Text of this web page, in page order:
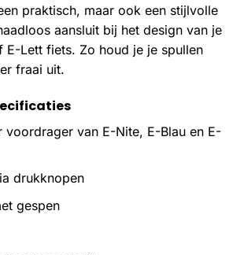
praktisch, maar ook een stijlvolle
aansluit bij het design van je
E-Lett fiets. Zo houd je je spullen
fraai uit.
voordrager van E-Nite, E-Blau en E-
drukknopen
gespen